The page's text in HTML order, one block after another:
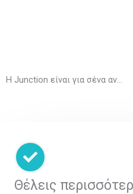
Η Junction είναι για σένα αν...
Θέλεις